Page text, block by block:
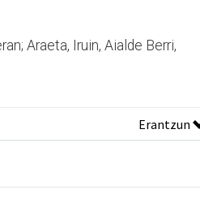
Araeta, Iruin, Aialde Berri,
Erantzun